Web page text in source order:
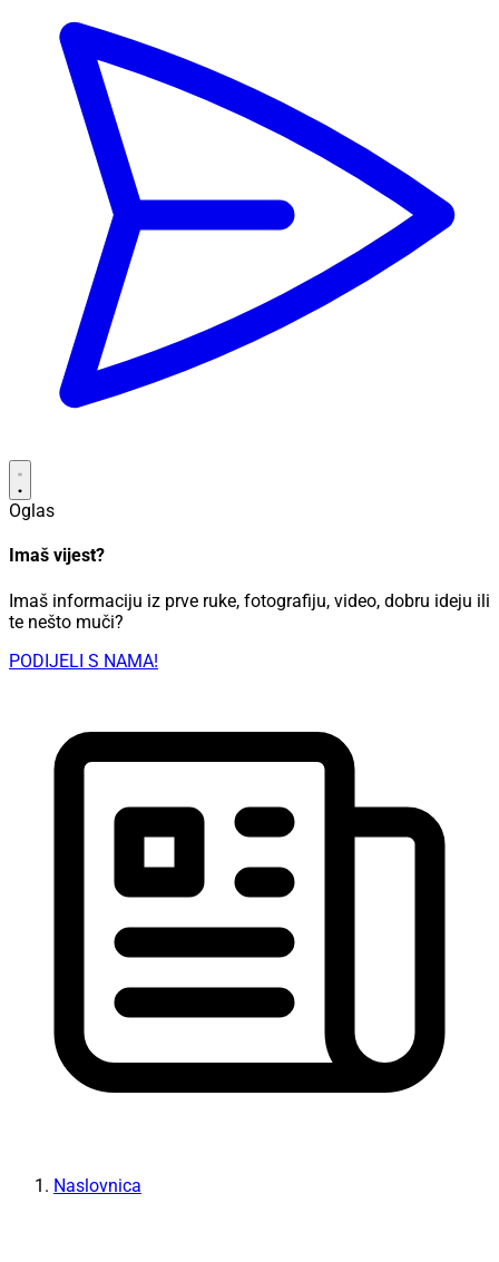
Oglas
Imaš vijest?
Imaš informaciju iz prve ruke, fotografiju, video, dobru ideju ili
te nešto muči?
PODIJELI S NAMA!
Naslovnica